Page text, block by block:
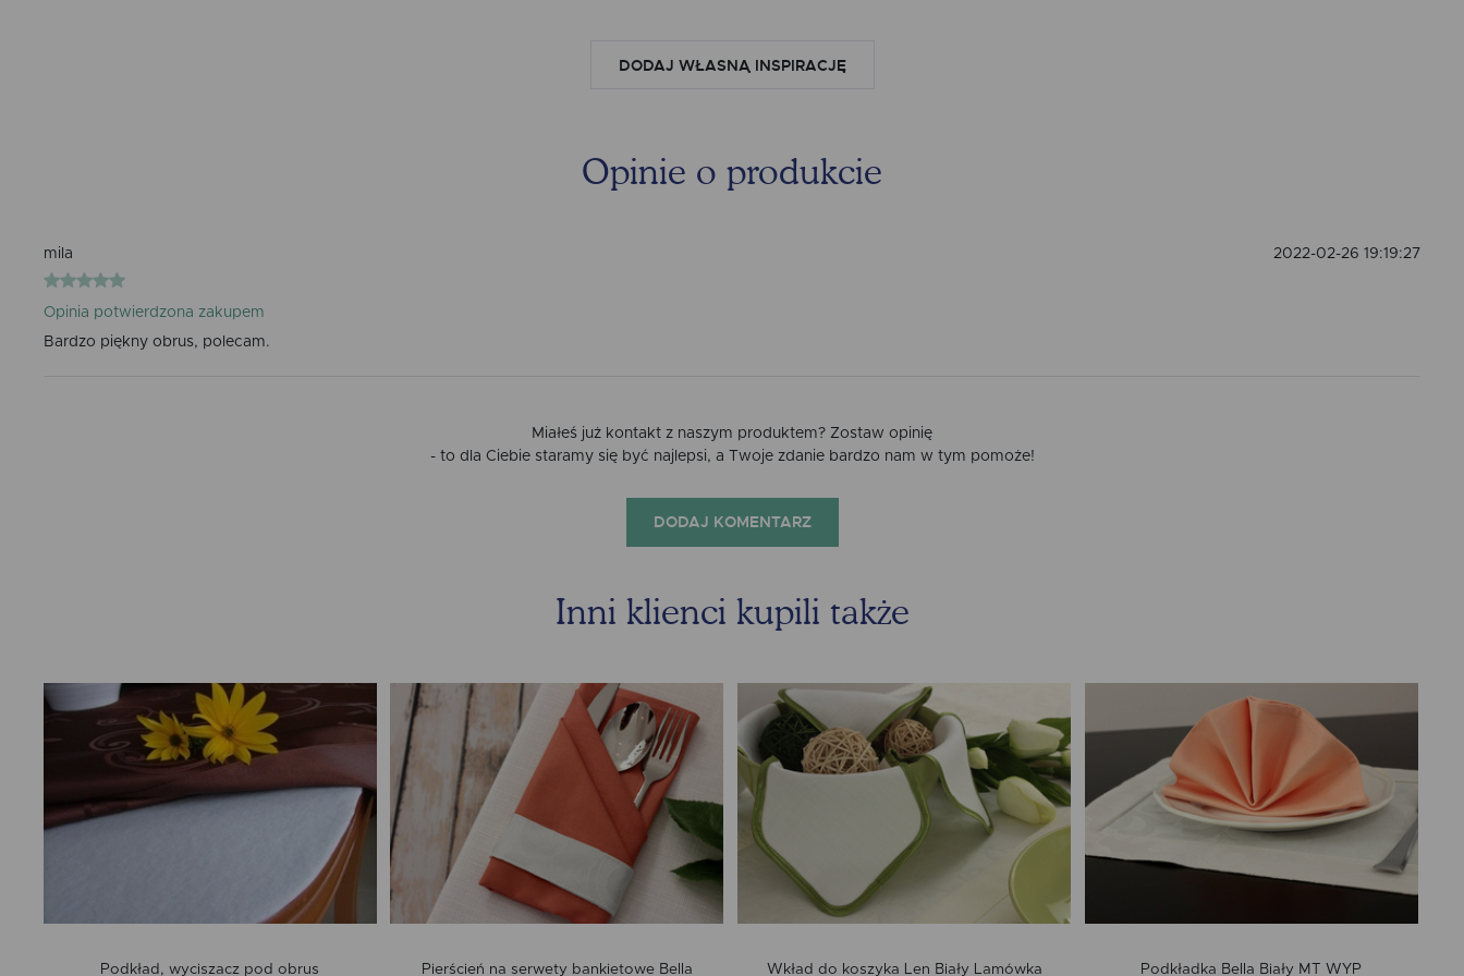
DODAJ WŁASNĄ INSPIRACJĘ
Opinie o produkcie
mila 2022-02-26 19:19:27
Opinia potwierdzona zakupem
Bardzo piękny obrus, polecam.
Miałeś już kontakt z naszym produktem? Zostaw opinię
- to dla Ciebie staramy się być najlepsi, a Twoje zdanie bardzo nam w tym pomoże!
DODAJ KOMENTARZ
Inni klienci kupili także
Podkład, wyciszacz pod obrus Pierścień na serwety bankietowe Bella Wkład do koszyka Len Biały Lamówka Podkładka Bella Biały MT WYP